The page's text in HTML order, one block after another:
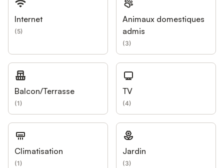
Internet
(5)
Animaux domestiques
admis
(3)
Balcon/Terrasse
(1)
TV
(4)
Climatisation
(1)
Jardin
(3)